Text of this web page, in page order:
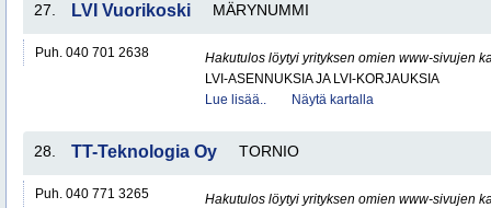
27. LVI Vuorikoski MÄRYNUMMI
Puh. 040 701 2638
Hakutulos löytyi yrityksen omien www-sivujen
LVI-ASENNUKSIA JA LVI-KORJAUKSIA
Lue lisää..
Näytä kartalla
28. TT-Teknologia Oy TORNIO
Puh. 040 771 3265
Hakutulos löytyi yrityksen omien www-sivujen